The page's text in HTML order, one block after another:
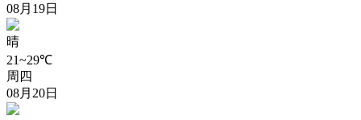
08月19日
晴
21~29℃
周四
08月20日